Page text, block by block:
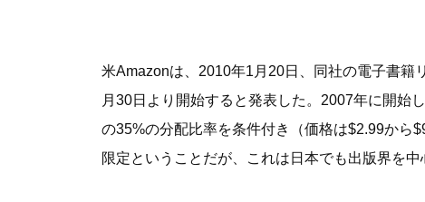
米Amazonは、2010年1月20日、同社の電子書籍
月30日より開始すると発表した。2007年に開始
の35%の分配比率を条件付き（価格は$2.99から
限定ということだが、これは日本でも出版界を